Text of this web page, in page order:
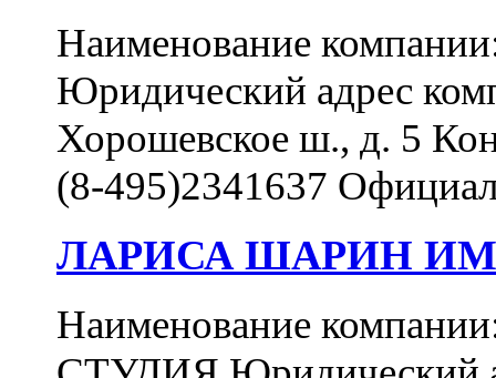
Наименование
Юридический адрес
Хорошевское ш., д. 5
(8-495)2341637
ЛАРИСА ШАРИН
Наименование